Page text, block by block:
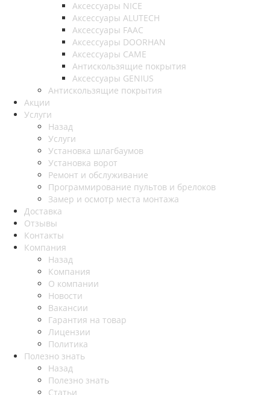
Аксессуары NICE
Аксессуары ALUTECH
Аксессуары FAAC
Аксессуары DOORHAN
Аксессуары CAME
Антискользящие покрытия
Аксессуары GENIUS
Антискользящие покрытия
Акции
Услуги
Назад
Услуги
Установка шлагбаумов
Установка ворот
Ремонт и обслуживание
Программирование пультов и брелоков
Замер и осмотр места монтажа
Доставка
Отзывы
Контакты
Компания
Назад
Компания
О компании
Новости
Вакансии
Гарантия на товар
Лицензии
Политика
Полезно знать
Назад
Полезно знать
Статьи